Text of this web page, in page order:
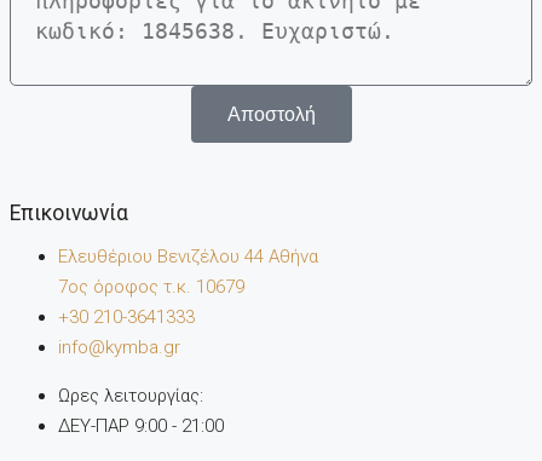
Αποστολή
Επικοινωνία
Ελευθέριου Βενιζέλου 44 Αθήνα
7oς όροφος τ.κ. 10679
+30 210-3641333
info@kymba.gr
Ωρες λειτουργίας:
ΔΕΥ-ΠΑΡ 9:00 - 21:00